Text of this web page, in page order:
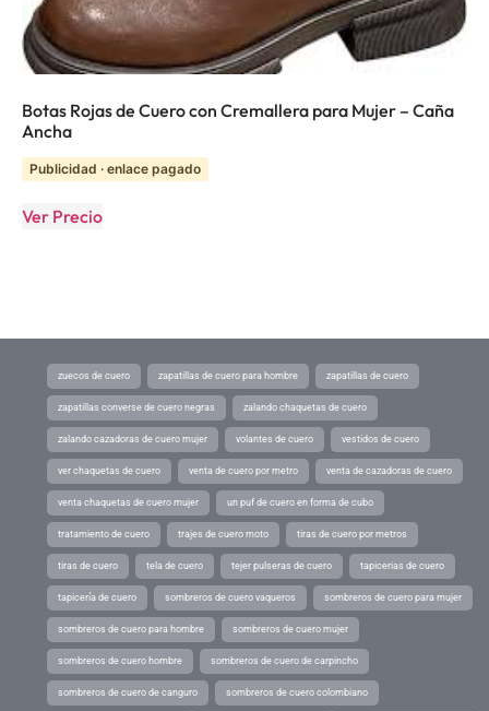
Botas Rojas de Cuero con Cremallera para Mujer – Caña
Ancha
Publicidad · enlace pagado
Ver Precio
zuecos de cuero zapatillas de cuero para hombre zapatillas de cuero
zapatillas converse de cuero negras zalando chaquetas de cuero
zalando cazadoras de cuero mujer volantes de cuero vestidos de cuero
ver chaquetas de cuero venta de cuero por metro venta de cazadoras de cuero
venta chaquetas de cuero mujer un puf de cuero en forma de cubo
tratamiento de cuero trajes de cuero moto tiras de cuero por metros
tiras de cuero tela de cuero tejer pulseras de cuero tapicerias de cuero
tapicería de cuero sombreros de cuero vaqueros sombreros de cuero para mujer
sombreros de cuero para hombre sombreros de cuero mujer
sombreros de cuero hombre sombreros de cuero de carpincho
sombreros de cuero de canguro sombreros de cuero colombiano